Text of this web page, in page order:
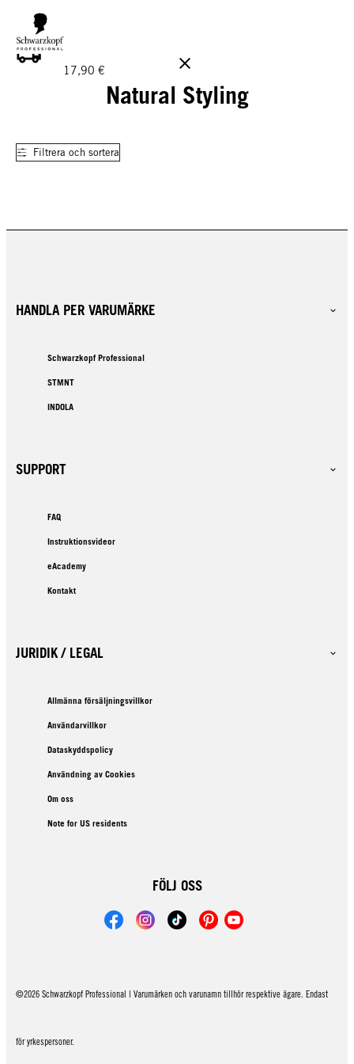
GRATIS LEVERANS PÅ BESTÄLLNINGAR ÖVER 160 €!
17,90 €
Natural Styling
Filtrera och sortera
HANDLA PER VARUMÄRKE
Schwarzkopf Professional
STMNT
INDOLA
SUPPORT
FAQ
Instruktionsvideor
eAcademy
Kontakt
JURIDIK / LEGAL
Allmänna försäljningsvillkor
Användarvillkor
Dataskyddspolicy
Användning av Cookies
Om oss
Note for US residents
FÖLJ OSS
©2026 Schwarzkopf Professional | Varumärken och varunamn tillhör respektive ägare. Endast
för yrkespersoner.